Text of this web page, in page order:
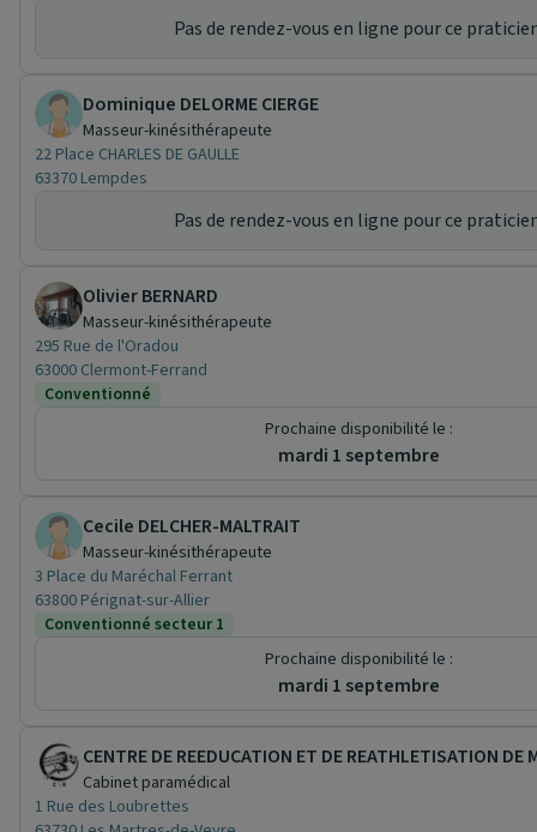
Pas de rendez-vous en ligne pour ce
Dominique DELORME CIERGE
Masseur-kinésithérapeute
22 Place CHARLES DE GAULLE
63370 Lempdes
Pas de rendez-vous en ligne pour ce
Olivier BERNARD
Masseur-kinésithérapeute
295 Rue de l'Oradou
63000 Clermont-Ferrand
Conventionné
Prochaine disponibilité le :
mardi 1 septembre
Cecile DELCHER-MALTRAIT
Masseur-kinésithérapeute
3 Place du Maréchal Ferrant
63800 Pérignat-sur-Allier
Conventionné secteur 1
Prochaine disponibilité le :
mardi 1 septembre
CENTRE DE REEDUCATION ET DE REATHLETISATION DE
Cabinet paramédical
1 Rue des Loubrettes